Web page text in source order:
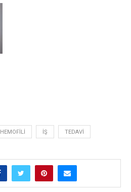
HEMOFILI İŞ TEDAVI